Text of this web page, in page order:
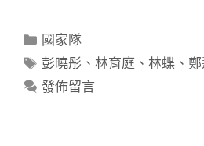
國家隊
彭曉彤 、林育庭 、林蝶 、
發佈留言